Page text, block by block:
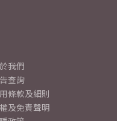
我們
查詢
條款及細則
及免責聲明